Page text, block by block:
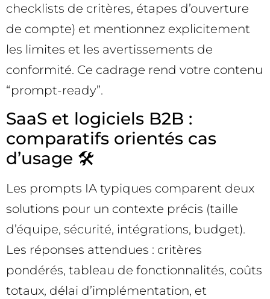
checklists de critères, étapes d’ouverture
de compte) et mentionnez explicitement
les limites et les avertissements de
conformité. Ce cadrage rend votre contenu
“prompt-ready”.
SaaS et logiciels B2B :
comparatifs orientés cas
d’usage 🛠️
Les prompts IA typiques comparent deux
solutions pour un contexte précis (taille
d’équipe, sécurité, intégrations, budget).
Les réponses attendues : critères
pondérés, tableau de fonctionnalités, coûts
totaux, délai d’implémentation, et